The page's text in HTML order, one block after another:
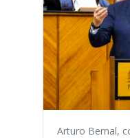
Arturo Bernal,